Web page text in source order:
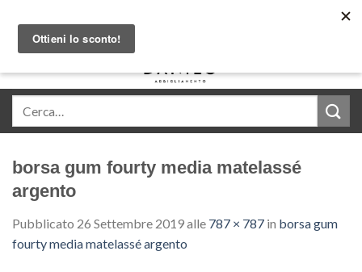
content
borsa gum fourty media matelassé
argento
Pubblicato 26 Settembre 2019alle 787 × 787 in borsa gum
fourty media matelassé argento